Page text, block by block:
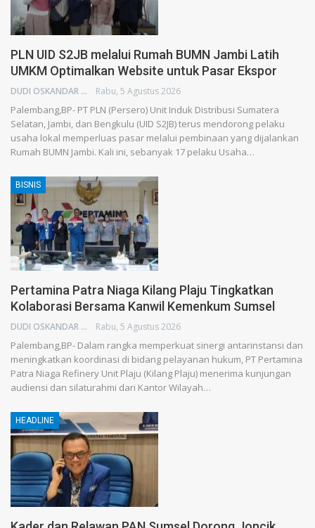
PLN UID S2JB melalui Rumah BUMN Jambi Latih
UMKM Optimalkan Website untuk Pasar Ekspor
DUDI OSKANDAR Rabu, 5 Agustus 2026
Palembang,BP- PT PLN (Persero) Unit Induk Distribusi Sumatera
Selatan, Jambi, dan Bengkulu (UID S2JB) terus mendorong pelaku
usaha lokal memperluas pasar melalui pembinaan yang dijalankan
Rumah BUMN Jambi. Kali ini, sebanyak 17 pelaku Usaha…
BISNIS
Pertamina Patra Niaga Kilang Plaju Tingkatkan
Kolaborasi Bersama Kanwil Kemenkum Sumsel
DUDI OSKANDAR Rabu, 5 Agustus 2026
Palembang,BP- Dalam rangka memperkuat sinergi antarinstansi dan
meningkatkan koordinasi di bidang pelayanan hukum, PT Pertamina
Patra Niaga Refinery Unit Plaju (Kilang Plaju) menerima kunjungan
audiensi dan silaturahmi dari Kantor Wilayah…
HEADLINE